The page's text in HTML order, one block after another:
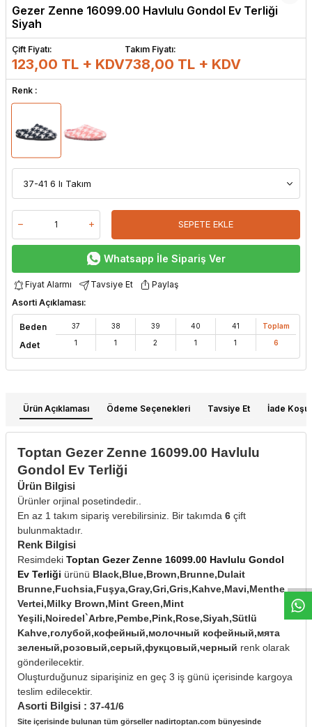
Gezer Zenne 16099.00 Havlulu Gondol Ev Terliği
Siyah
Çift Fiyatı:
123,00 TL + KDV
Takım Fiyatı:
738,00 TL + KDV
Renk :
SEPETE EKLE
Whatsapp İle Sipariş Ver
Fiyat Alarmı Tavsiye Et
Paylaş
Asorti Açıklaması:
Beden
Adet
37
1
38
1
39
2
40
1
41
1
Toplam
6
Ürün Açıklaması Ödeme Seçenekleri Tavsiye Et İade
Toptan Gezer Zenne 16099.00 Havlulu
Gondol Ev Terliği
Ürün Bilgisi
Ürünler orjinal posetindedir..
En az 1 takım sipariş verebilirsiniz. Bir takımda 6 çift
bulunmaktadır.
Renk Bilgisi
Resimdeki Toptan Gezer Zenne 16099.00 Havlulu Gondol
Ev Terliği ürünü Black,Blue,Brown,Brunne,Dulait
Brunne,Fuchsia,Fuşya,Gray,Gri,Gris,Kahve,Mavi,Menthe
Vertei,Milky Brown,Mint Green,Mint
Yeşili,Noiredel`Arbre,Pembe,Pink,Rose,Siyah,Sütlü
Kahve,голубой,кофейный,молочный кофейный,мята
зеленый,розовый,серый,фукцовый,черный renk olarak
gönderilecektir.
Oluşturduğunuz siparişiniz en geç 3 iş günü içerisinde kargoya
teslim edilecektir.
Asorti Bilgisi : 37-41/6
Site içerisinde bulunan tüm görseller nadirtoptan.com bünyesinde